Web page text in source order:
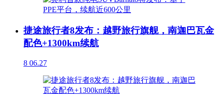
捷途旅行者8发布：越野旅行旗舰，南迦巴瓦金
配色+1300km续航
8 06.27